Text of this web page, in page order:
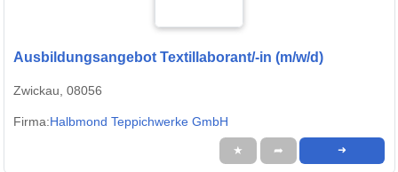
Ausbildungsangebot Textillaborant/-in (m/w/d)
Zwickau, 08056
Firma:Halbmond Teppichwerke GmbH
★ ➦ ➜